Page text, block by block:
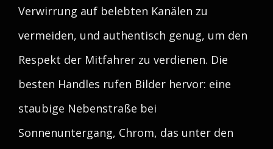
Verwirrung auf belebten Kanälen zu
vermeiden, und authentisch genug, um den
Respekt der Mitfahrer zu verdienen. Die
besten Handles rufen Bilder hervor: eine
staubige Nebenstraße bei
Sonnenuntergang, Chrom, das unter den